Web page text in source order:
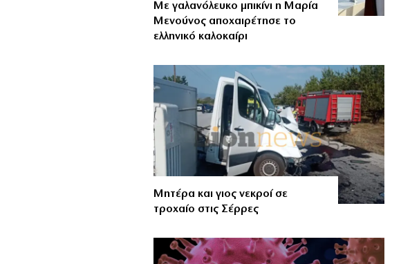
Με γαλανόλευκο μπικίνι η Μαρία
Μενούνος αποχαιρέτησε το
ελληνικό καλοκαίρι
Μητέρα και γιος νεκροί σε
τροχαίο στις Σέρρες